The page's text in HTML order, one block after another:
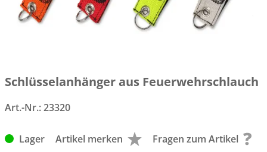
Schlüsselanhänger aus Feuerwehrschlauch
Art.-Nr.:23320
Lager Artikel merken Fragen zum Artikel